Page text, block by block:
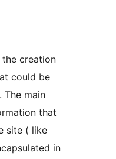
creation
could be
The main
that
site ( like
in